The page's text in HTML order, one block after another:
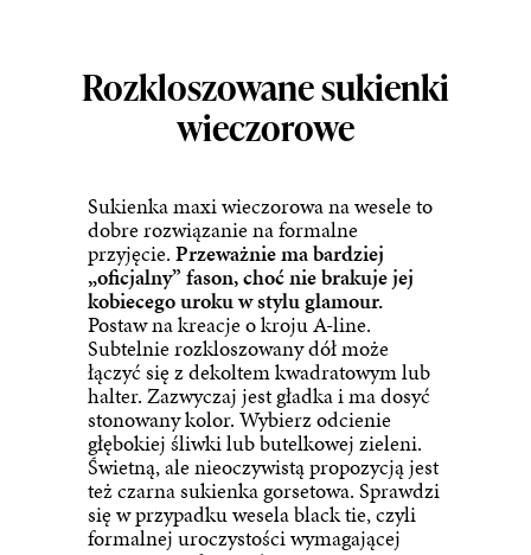
Rozkloszowane sukienki
wieczorowe
Sukienka maxi wieczorowa na wesele to
dobre rozwiązanie na formalne
przyjęcie. Przeważnie ma bardziej
„oficjalny” fason, choć nie brakuje jej
kobiecego uroku w stylu glamour.
Postaw na kreacje o kroju A-line.
Subtelnie rozkloszowany dół może
łączyć się z dekoltem kwadratowym lub
halter. Zazwyczaj jest gładka i ma dosyć
stonowany kolor. Wybierz odcienie
głębokiej śliwki lub butelkowej zieleni.
Świetną, ale nieoczywistą propozycją jest
teżczarna sukienka gorsetowa. Sprawdzi
się w przypadku wesela black tie, czyli
formalnej uroczystości wymagającej